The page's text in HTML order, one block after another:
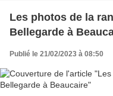
Les photos de la
Bellegarde à
Publié le 21/02/2023 à 08:50